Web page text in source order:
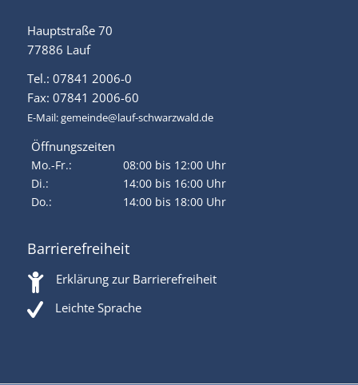
Hauptstraße 70
77886 Lauf
Tel.: 07841 2006-0
Fax: 07841 2006-60
E-Mail:gemeinde@lauf-schwarzwald.de
Öffnungszeiten
Mo.-Fr.:
08:00 bis 12:00 Uhr
Di.:
14:00 bis 16:00 Uhr
Do.:
14:00 bis 18:00 Uhr
Barrierefreiheit
Erklärung zur Barrierefreiheit
Leichte Sprache